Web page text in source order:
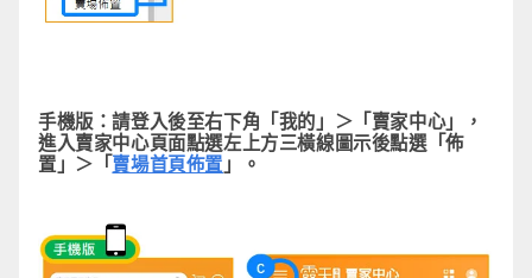
手機版：請登入後至右下角「我的」＞「賣家中心」，
進入賣家中心頁面點選左上方三橫線圖示後點選「佈
置」＞「 賣場首頁佈置 」。